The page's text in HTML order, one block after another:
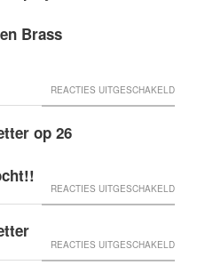
MINGD
SNEIN
2026
Brass
REACTIES UITGESCHAKELDVOOR
IN
DE
TE
op 26
REACTIES UITGESCHAKELDVOOR
’T
REACTIES UITGESCHAKELDVOOR